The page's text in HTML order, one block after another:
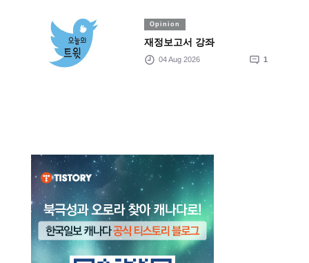
Opinion
재정보고서 강좌
04 Aug 2026 1